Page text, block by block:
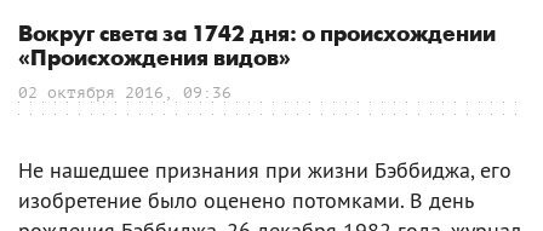
Вокруг света за 1742 дня: о происхождении
«Происхождения видов»
02 октября 2016, 09:36
Не нашедшее признания при жизни Бэббиджа, его
изобретение было оценено потомками. В день